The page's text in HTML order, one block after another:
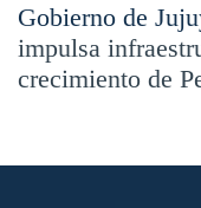
Gobierno de
impulsa
crecimiento de